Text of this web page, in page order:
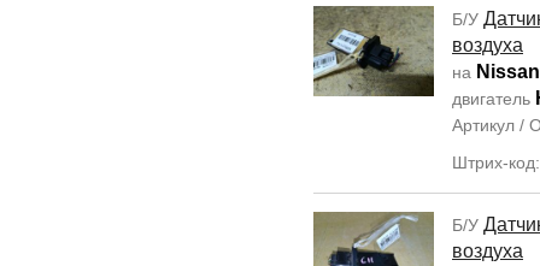
Б/У
воздуха
на
двигатель
Артикул /
Штрих-
Б/У
воздуха